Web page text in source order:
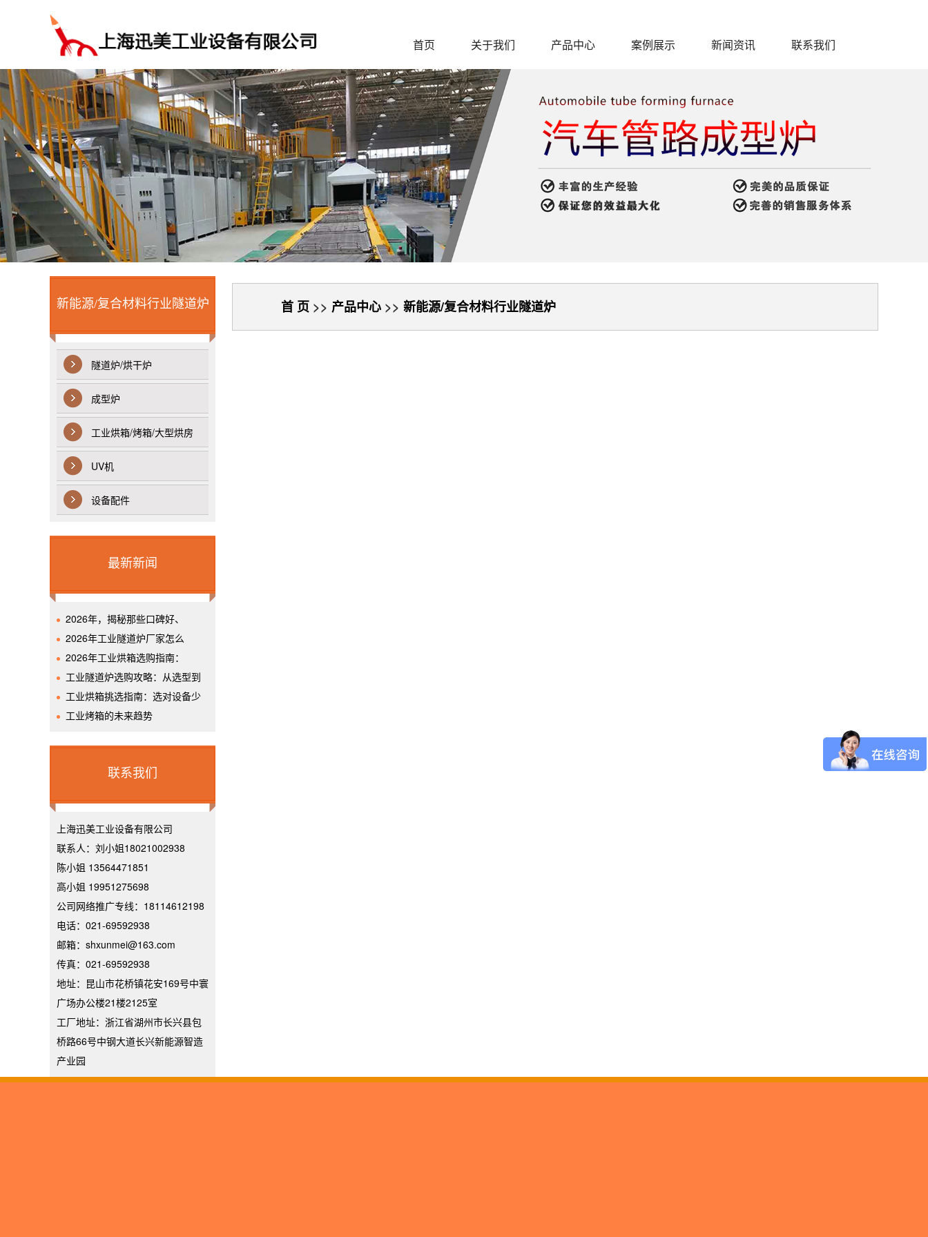
首页 关于我们 产品中心 案例展示 新闻资讯 联系我们
新能源/复合材料行业隧道炉
隧道炉/烘干炉
成型炉
工业烘箱/烤箱/大型烘房
UV机
设备配件
最新新闻
2026年，揭秘那些口碑好、
2026年工业隧道炉厂家怎么
2026年工业烘箱选购指南：
工业隧道炉选购攻略：从选型到
工业烘箱挑选指南：选对设备少
工业烤箱的未来趋势
联系我们
上海迅美工业设备有限公司
联系人：刘小姐18021002938
陈小姐 13564471851
高小姐 19951275698
公司网络推广专线：18114612198
电话：021-69592938
邮箱：shxunmei@163.com
传真：021-69592938
地址：昆山市花桥镇花安169号中寰
广场办公楼21楼2125室
工厂地址：浙江省湖州市长兴县包
桥路66号中钢大道长兴新能源智造
产业园
首 页 >> 产品中心 >> 新能源/复合材料行业隧道炉